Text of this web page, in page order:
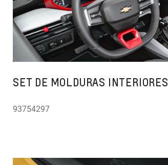
SET DE MOLDURAS INTERIORES
93754297